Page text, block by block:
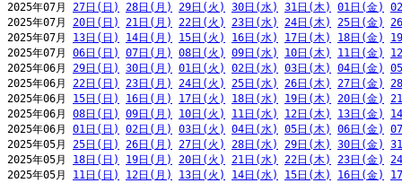
2025年07月 27日(日) 28日(月) 29日(火) 30日(水) 31日(木) 01日(金)
2025年07月 20日(日) 21日(月) 22日(火) 23日(水) 24日(木) 25日(金)
2025年07月 13日(日) 14日(月) 15日(火) 16日(水) 17日(木) 18日(金)
2025年07月 06日(日) 07日(月) 08日(火) 09日(水) 10日(木) 11日(金)
2025年06月 29日(日) 30日(月) 01日(火) 02日(水) 03日(木) 04日(金)
2025年06月 22日(日) 23日(月) 24日(火) 25日(水) 26日(木) 27日(金)
2025年06月 15日(日) 16日(月) 17日(火) 18日(水) 19日(木) 20日(金)
2025年06月 08日(日) 09日(月) 10日(火) 11日(水) 12日(木) 13日(金)
2025年06月 01日(日) 02日(月) 03日(火) 04日(水) 05日(木) 06日(金)
2025年05月 25日(日) 26日(月) 27日(火) 28日(水) 29日(木) 30日(金)
2025年05月 18日(日) 19日(月) 20日(火) 21日(水) 22日(木) 23日(金)
2025年05月 11日(日) 12日(月) 13日(火) 14日(水) 15日(木) 16日(金)